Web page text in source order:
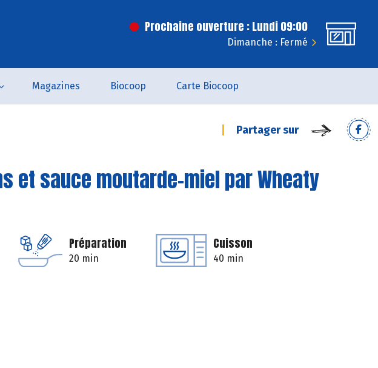
Prochaine ouverture : Lundi 09:00
Dimanche : Fermé
Magazines Biocoop Carte Biocoop
Partager sur
et sauce moutarde-miel par Wheaty
Préparation
20 min
Cuisson
40 min